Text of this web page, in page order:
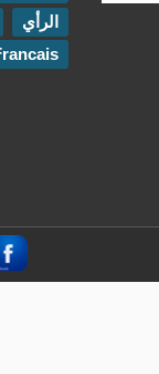
الستايل
موريتانيا اليوم